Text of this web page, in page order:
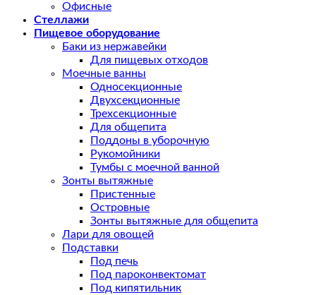
Офисные
Стеллажи
Пищевое оборудование
Баки из нержавейки
Для пищевых отходов
Моечные ванны
Односекционные
Двухсекционные
Трехсекционные
Для общепита
Поддоны в уборочную
Рукомойники
Тумбы с моечной ванной
Зонты вытяжные
Пристенные
Островные
Зонты вытяжные для общепита
Лари для овощей
Подставки
Под печь
Под пароконвектомат
Под кипятильник